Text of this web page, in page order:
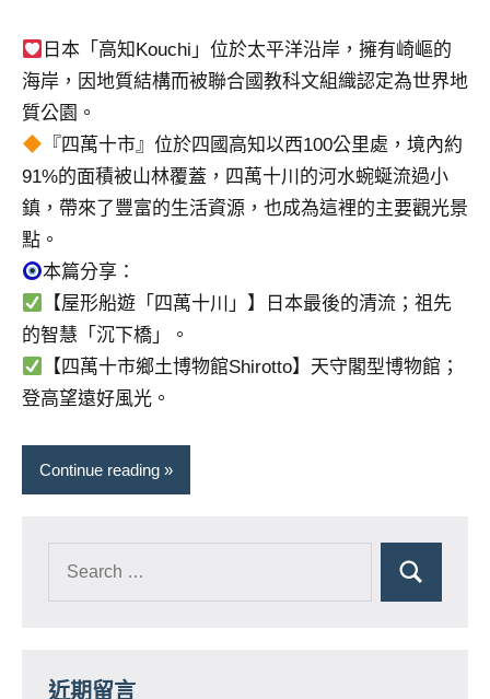
號
節
目
班
外
景
節
目
主
吳
哥
窟
國
日本「高知Kouchi」位於太平洋沿岸，擁有崎嶇的
海岸，因地質結構而被聯合國教科文組織認定為世界地
質公園。
『四萬十市』位於四國高知以西100公里處，境內約
91%的面積被山林覆蓋，四萬十川的河水蜿蜒流過小
鎮，帶來了豐富的生活資源，也成為這裡的主要觀光景
點。
本篇分享：
【屋形船遊「四萬十川」】日本最後的清流；祖先
的智慧「沉下橋」。
【四萬十市鄉土博物館Shirotto】天守閣型博物館；
登高望遠好風光。
Continue reading
近期留言